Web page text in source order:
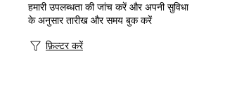
हमारी उपलब्धता की जांच करें और अपनी सुविधा
के अनुसार तारीख और समय बुक करें
फ़िल्टर करें